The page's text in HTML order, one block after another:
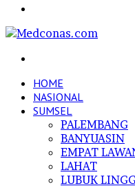
HOME
NASIONAL
SUMSEL
PALEMBANG
BANYUASIN
EMPAT
LAHAT
LUBUK